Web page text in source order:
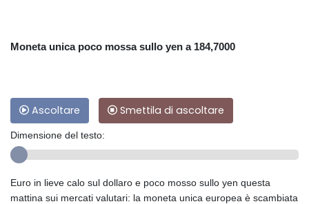
Moneta unica poco mossa sullo yen a 184,7000
Ascoltare Smettila di ascoltare
Dimensione del testo:
Euro in lieve calo sul dollaro e poco mosso sullo yen questa
mattina sui mercati valutari: la moneta unica europea è scambiata